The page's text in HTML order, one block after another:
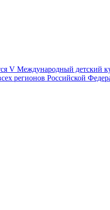
V Международный детский
регионов Российской